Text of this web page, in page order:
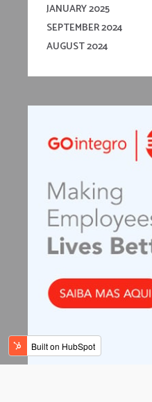
JANUARY 2025
SEPTEMBER 2024
AUGUST 2024